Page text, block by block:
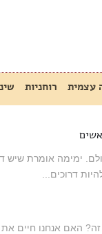
עצמית רוחניות
ימימה אומרת שיש
דרוכים...
האם אנחנו חיים את